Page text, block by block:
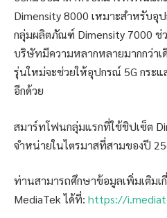
Dimensity 8000 เหมาะสำหรับ
กลุ่มผลิตภัณฑ์ Dimensity 7000 ช่
บริษัทมีความหลากหลายมากกว่า
รุ่นใหม่จะช่วยให้อุปกรณ์ 5G กระ
อีกด้วย
สมาร์ทโฟนกลุ่มแรกที่ใช้ชิปเซ็ต
จำหน่ายในไตรมาสที่สามของปี
ท่านสามารถศึกษาข้อมูลเพิ่มเติม
MediaTek ได้ที่: https://